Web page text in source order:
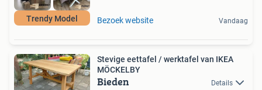
Trendy Model Bezoek website Vandaag
Stevige eettafel / werktafel van IKEA
MÖCKELBY
Bieden Details